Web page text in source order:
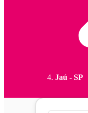
Jaú - SP